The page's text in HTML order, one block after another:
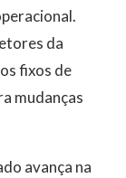
da
fixos de
mudanças
avança na